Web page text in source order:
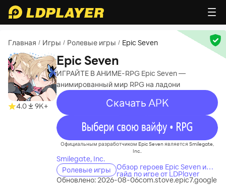
Главная / Игры / Ролевые игры / Epic Seven
4.0 9K+
Epic Seven
ИГРАЙТЕ В АНИМЕ-RPG Epic Seven —
анимированный мир RPG на ладони
Скачать APK
recommend
Официальным разработчиком Epic Seven является Smilegate,
Inc..
Smilegate, Inc.
Ролевые игры
Обзор героев Epic Seven и
гайд по игре от LDPlayer
Обновлено: 2026-08-06com.stove.epic7.google